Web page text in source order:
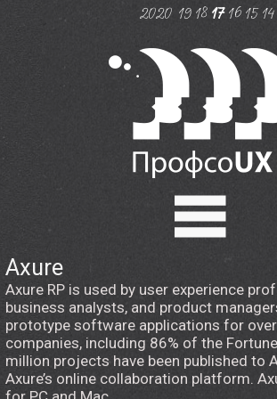
2020 191817161514
Программа
Регистрация
Эрик Райс
Axure
Axure RP is used by user experience
business analysts, and product
prototype software applications for
companies, including 86% of the
million projects have been published to
Axure’s online collaboration platform.